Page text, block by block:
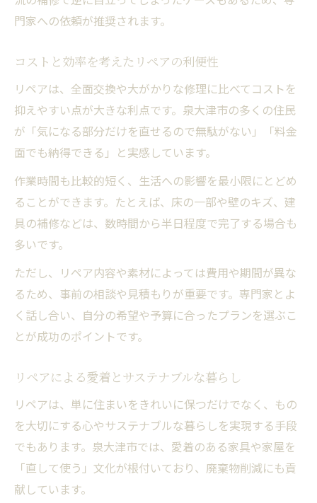
門家への依頼が推奨されます。
コストと効率を考えたリペアの利便性
リペアは、全面交換や大がかりな修理に比べてコストを
抑えやすい点が大きな利点です。泉大津市の多くの住民
が「気になる部分だけを直せるので無駄がない」「料金
面でも納得できる」と実感しています。
作業時間も比較的短く、生活への影響を最小限にとどめ
ることができます。たとえば、床の一部や壁のキズ、建
具の補修などは、数時間から半日程度で完了する場合も
多いです。
ただし、リペア内容や素材によっては費用や期間が異な
るため、事前の相談や見積もりが重要です。専門家とよ
く話し合い、自分の希望や予算に合ったプランを選ぶこ
とが成功のポイントです。
リペアによる愛着とサステナブルな暮らし
リペアは、単に住まいをきれいに保つだけでなく、もの
を大切にする心やサステナブルな暮らしを実現する手段
でもあります。泉大津市では、愛着のある家具や家屋を
「直して使う」文化が根付いており、廃棄物削減にも貢
献しています。